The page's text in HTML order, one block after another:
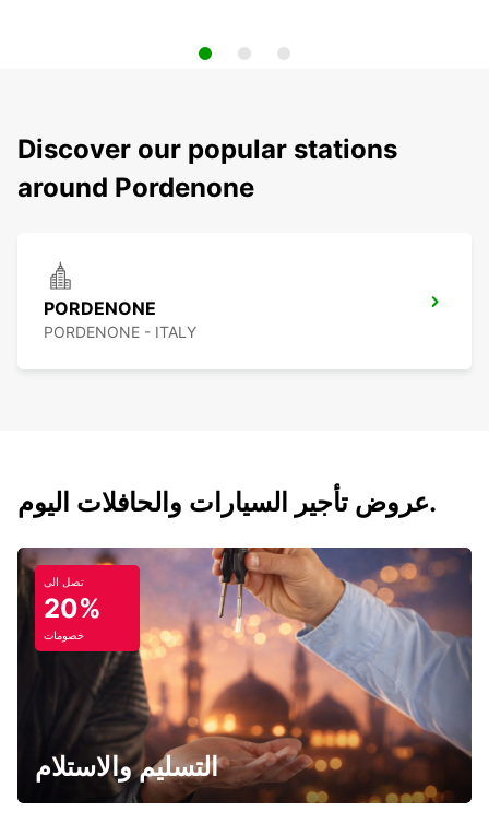
Discover our popular stations
around Pordenone
PORDENONE
PORDENONE - ITALY
عروض تأجير السيارات والحافلات اليوم.
تصل الى
20%
خصومات
التسليم والاستلام